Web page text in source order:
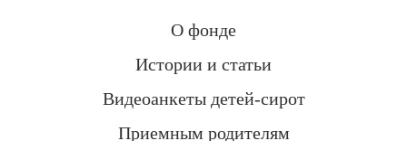
О фонде
Истории и статьи
Видеоанкеты детей-сирот
Приемным родителям